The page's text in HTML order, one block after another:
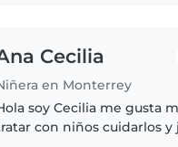
Cecilia
en Monterrey
soy Cecilia me gusta
con niños cuidarlos y